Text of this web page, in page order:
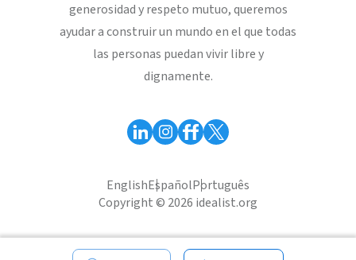
generosidad y respeto mutuo, queremos
ayudar a construir un mundo en el que todas
las personas puedan vivir libre y
dignamente.
EnglishEspañolPortuguês
Copyright © 2026 idealist.org